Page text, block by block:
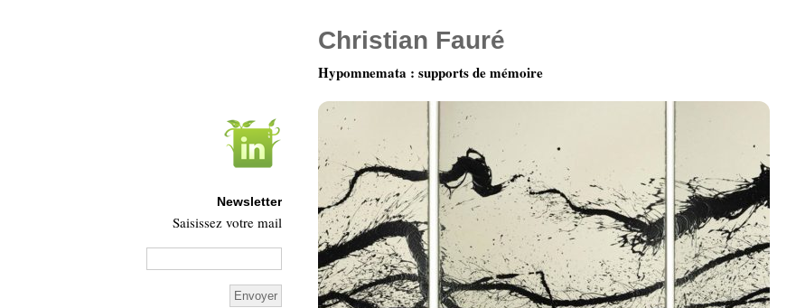
Christian Fauré
Hypomnemata : supports de mémoire
Newsletter
Saisissez votre mail